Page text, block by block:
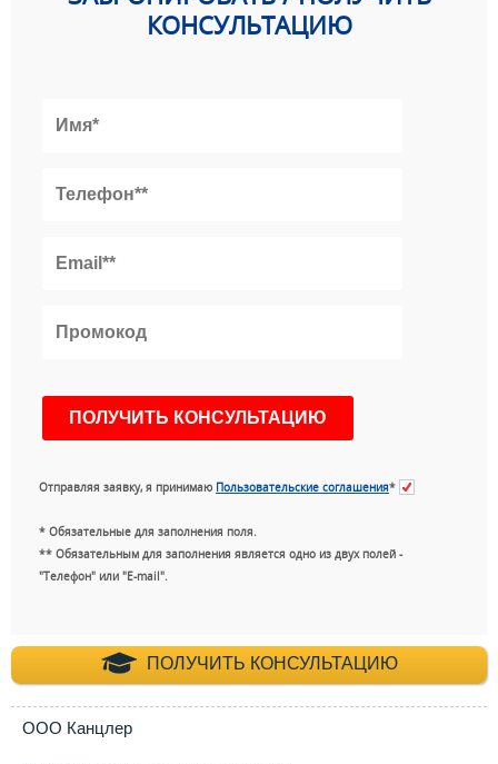
КОНСУЛЬТАЦИЮ
Отправляя заявку, я принимаю Пользовательские соглашения*
* Обязательные для заполнения поля.
** Обязательным для заполнения является одно из двух полей -
"Телефон" или "E-mail".
ПОЛУЧИТЬ КОНСУЛЬТАЦИЮ
+7 (495) 660-35-
ООО Канцлер